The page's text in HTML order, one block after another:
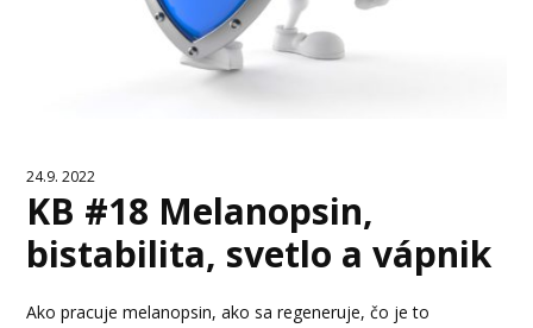
24.9. 2022
KB #18 Melanopsin,
bistabilita, svetlo a vápnik
Ako pracuje melanopsin, ako sa regeneruje, čo je to